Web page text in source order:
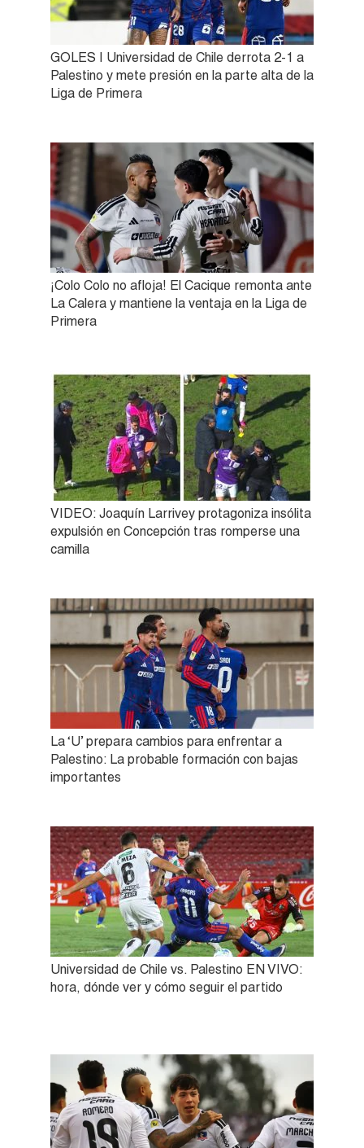
GOLES | Universidad de Chile derrota 2-1 a
Palestino y mete presión en la parte alta de la
Liga de Primera
¡Colo Colo no afloja! El Cacique remonta ante
La Calera y mantiene la ventaja en la Liga de
Primera
VIDEO: Joaquín Larrivey protagoniza insólita
expulsión en Concepción tras romperse una
camilla
La ‘U’ prepara cambios para enfrentar a
Palestino: La probable formación con bajas
importantes
Universidad de Chile vs. Palestino EN VIVO:
hora, dónde ver y cómo seguir el partido